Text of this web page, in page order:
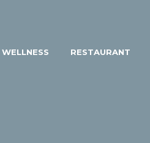
WELLNESS RESTAURANT